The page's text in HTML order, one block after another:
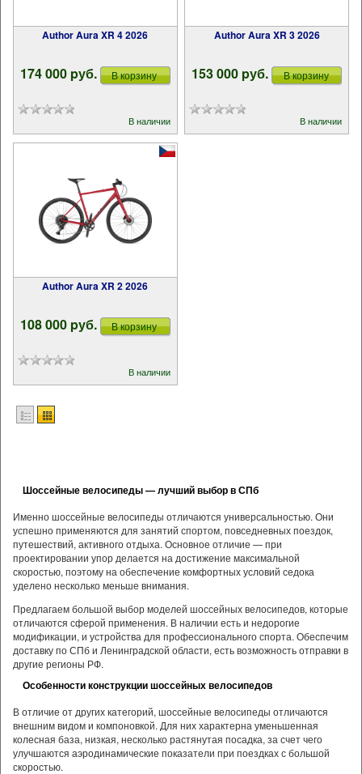
Author Aura XR 4 2026
174 000 pуб. В корзину
В наличии
Author Aura XR 3 2026
153 000 pуб. В корзину
В наличии
Author Aura XR 2 2026
108 000 pуб. В корзину
В наличии
Шоссейные велосипеды — лучший выбор в СПб
Именно шоссейные велосипеды отличаются универсальностью. Они
успешно применяются для занятий спортом, повседневных поездок,
путешествий, активного отдыха. Основное отличие — при
проектировании упор делается на достижение максимальной
скоростью, поэтому на обеспечение комфортных условий седока
уделено несколько меньше внимания.
Предлагаем большой выбор моделей шоссейных велосипедов, которые
отличаются сферой применения. В наличии есть и недорогие
модификации, и устройства для профессионального спорта. Обеспечим
доставку по СПб и Ленинградской области, есть возможность отправки в
другие регионы РФ.
Особенности конструкции шоссейных велосипедов
В отличие от других категорий, шоссейные велосипеды отличаются
внешним видом и компоновкой. Для них характерна уменьшенная
колесная база, низкая, несколько растянутая посадка, за счет чего
улучшаются аэродинамические показатели при поездках с большой
скоростью.